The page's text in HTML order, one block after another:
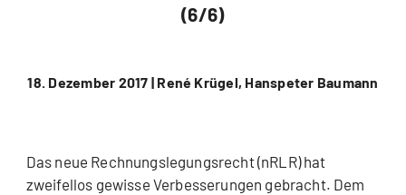
(6/6)
18. Dezember 2017 | René Krügel, Hanspeter Baumann
Das neue Rechnungslegungsrecht (nRLR) hat
zweifellos gewisse Verbesserungen gebracht. Dem